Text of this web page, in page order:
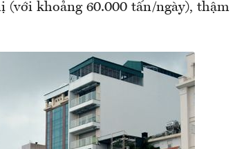
(với khoảng 60.000 tấn/ngày), thậm